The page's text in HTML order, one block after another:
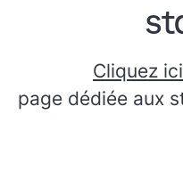
Cliquez ici
page dédiée aux